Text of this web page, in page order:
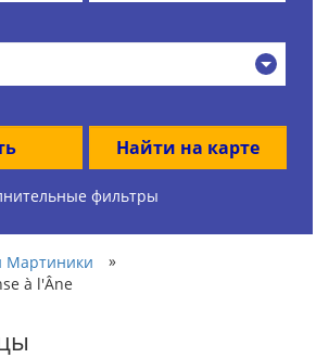
Найти на карте
фильтры
Мартиники
»
à l'Âne